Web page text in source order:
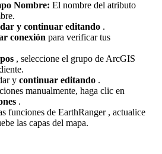
Nombre: El nombre del atributo
.
y continuar editando .
conexión para verificar tus
, seleccione el grupo de ArcGIS
.
y continuar editando .
manualmente, haga clic en
.
funciones de EarthRanger , actualice
las capas del mapa.